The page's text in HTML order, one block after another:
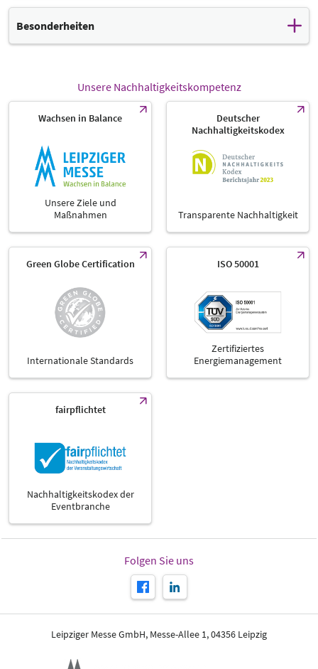
Maße ca. 865 m²
Besonderheiten
Ausstellungsfläche nutzbar
Nutzung der Galerie als Rundlauf in Kombination mit
Posterflächen möglich
Unsere Nachhaltigkeitskompetenz
Wachsen in Balance
Unsere Ziele und
Maßnahmen
Deutscher
Nachhaltigkeitskodex
Transparente Nachhaltigkeit
Green Globe Certification
Internationale Standards
ISO 50001
Zertifiziertes
Energiemanagement
fairpflichtet
Nachhaltigkeitskodex der
Eventbranche
Folgen Sie uns
Leipziger Messe GmbH, Messe-Allee 1, 04356 Leipzig